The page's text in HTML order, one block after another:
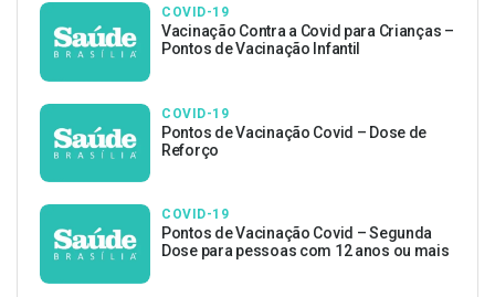
COVID-19
Vacinação Contra a Covid para Crianças –
Pontos de Vacinação Infantil
COVID-19
Pontos de Vacinação Covid – Dose de
Reforço
COVID-19
Pontos de Vacinação Covid – Segunda
Dose para pessoas com 12 anos ou mais